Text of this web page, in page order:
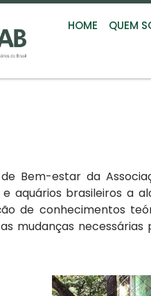
HOME QUEM
Bem-estar da
e aquários brasileiros a
de conhecimentos
mudanças